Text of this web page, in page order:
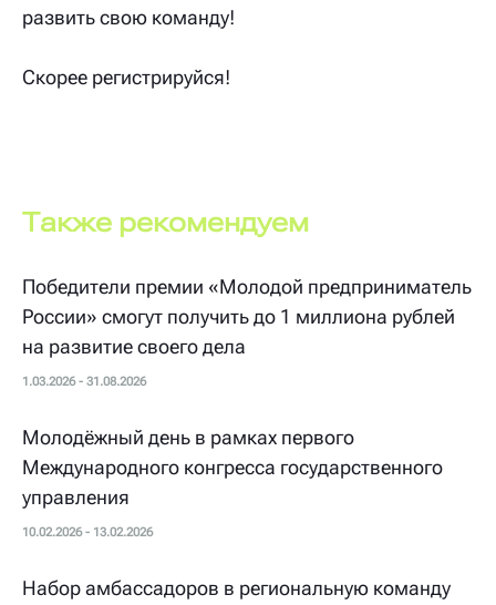
развить свою команду!
Скорее регистрируйся!
Также рекомендуем
Победители премии «Молодой предприниматель
России» смогут получить до 1 миллиона рублей
на развитие своего дела
1.03.2026 - 31.08.2026
Молодёжный день в рамках первого
Международного конгресса государственного
управления
10.02.2026 - 13.02.2026
Набор амбассадоров в региональную команду